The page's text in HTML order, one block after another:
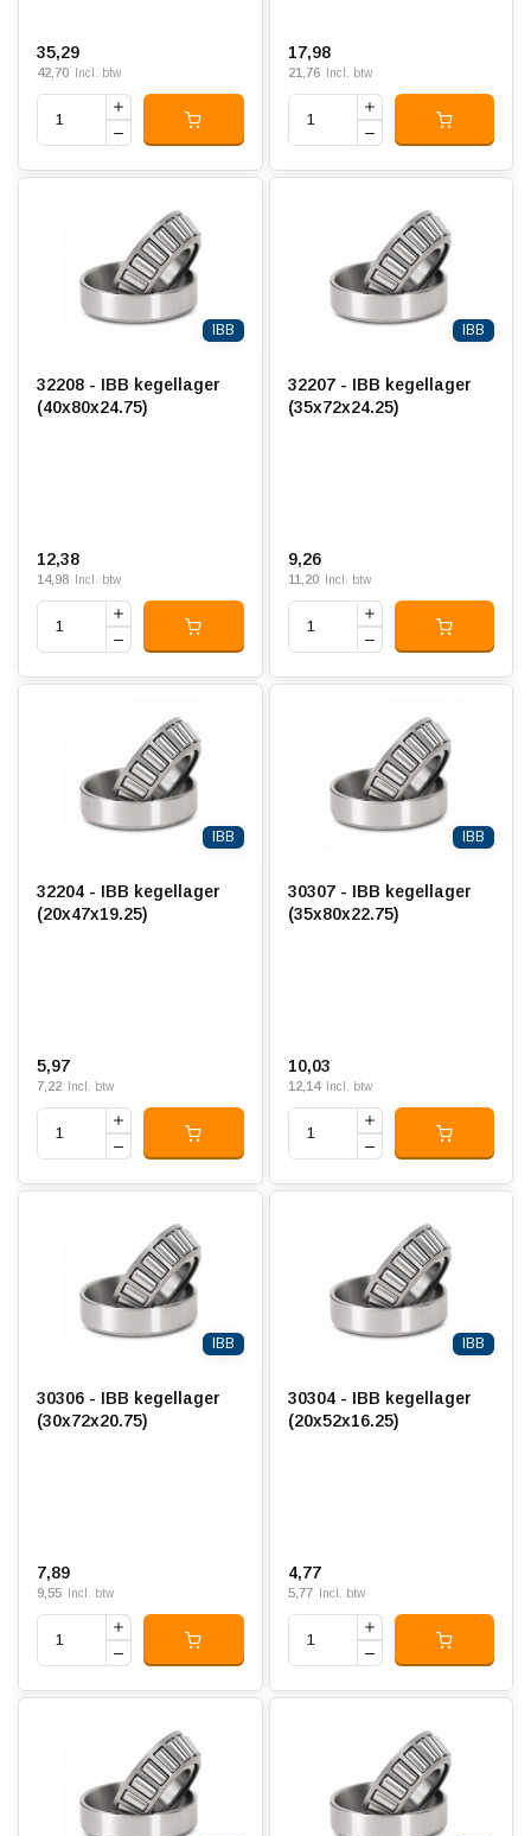
35,29
42,70 Incl. btw
17,98
21,76 Incl. btw
IBB
32208 - IBB kegellager
(40x80x24.75)
12,38
14,98 Incl. btw
IBB
32207 - IBB kegellager
(35x72x24.25)
9,26
11,20 Incl. btw
IBB
32204 - IBB kegellager
(20x47x19.25)
5,97
7,22 Incl. btw
IBB
30307 - IBB kegellager
(35x80x22.75)
10,03
12,14 Incl. btw
IBB
30306 - IBB kegellager
(30x72x20.75)
7,89
9,55 Incl. btw
IBB
30304 - IBB kegellager
(20x52x16.25)
4,77
5,77 Incl. btw